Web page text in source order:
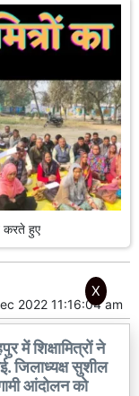
करते हुए
2022 11:16:04 am
शिक्षामित्रों ने
जिलाध्यक्ष सुशील
आंदोलन को
X